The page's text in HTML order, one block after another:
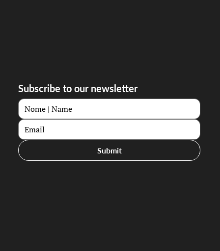
Subscribe to our newsletter
Submit